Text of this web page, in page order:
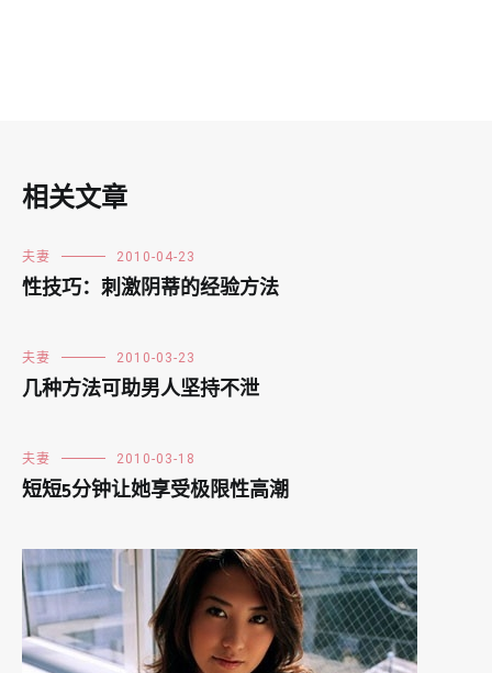
相关文章
夫妻 2010-04-23
性技巧：刺激阴蒂的经验方法
夫妻 2010-03-23
几种方法可助男人坚持不泄
夫妻 2010-03-18
短短5分钟让她享受极限性高潮